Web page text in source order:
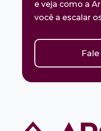
e veja como a
você a escalar